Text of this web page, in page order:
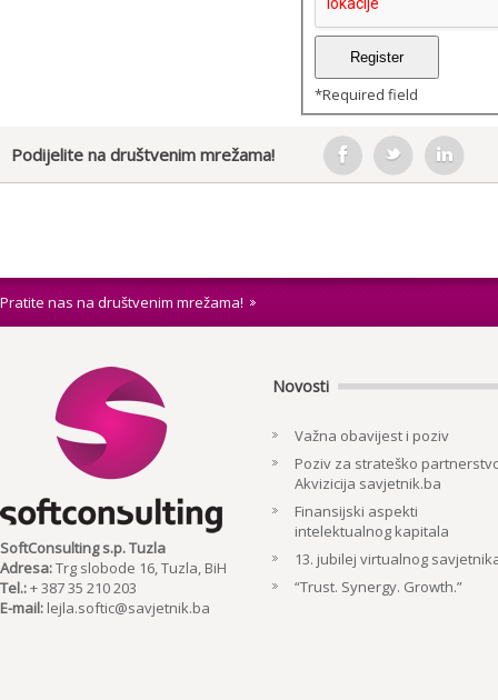
*Required field
Podijelite na društvenim mrežama!
Pratite nas na društvenim mrežama!
SoftConsulting s.p. Tuzla
Adresa:Trg slobode 16, Tuzla, BiH
Tel.:+ 387 35 210 203
E-mail: lejla.softic@savjetnik.ba
Novosti
Važna obavijest i poziv
Poziv za strateško
Akvizicija savjetnik.ba
Finansijski aspekti
intelektualnog kapitala
13. jubilej virtualnog
“Trust. Synergy. Growth.”